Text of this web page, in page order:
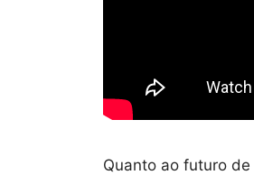
Quanto ao futuro de